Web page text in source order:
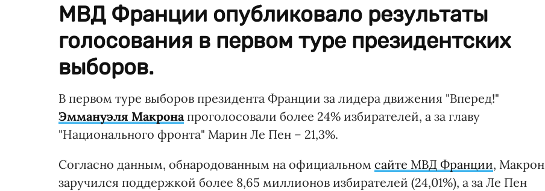
МВД Франции опубликовало результаты
голосования в первом туре президентских
выборов.
В первом туре выборов президента Франции за лидера движения "Вперед!"
Эммануэля Макрона проголосовали более 24% избирателей, а за главу
"Национального фронта" Марин Ле Пен – 21,3%.
Согласно данным, обнародованным на официальном сайте МВД Франции, Макрон
заручился поддержкой более 8,65 миллионов избирателей (24,01%), а за Ле Пен